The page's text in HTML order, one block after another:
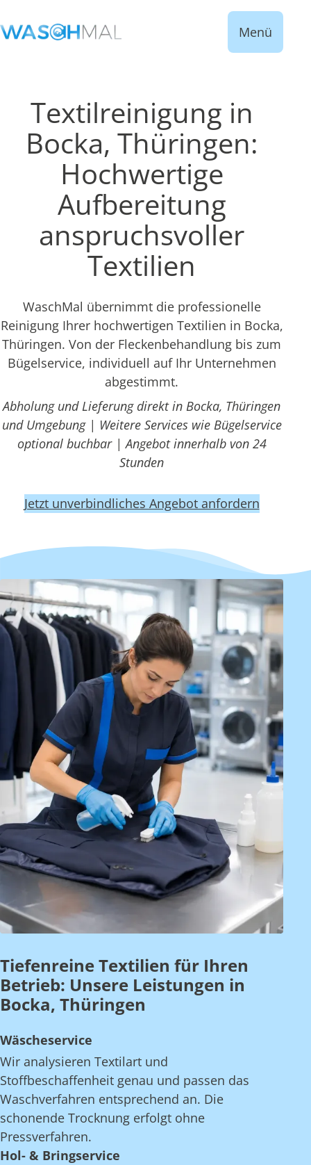
Menü
Textilreinigung in
Bocka, Thüringen:
Hochwertige
Aufbereitung
anspruchsvoller
Textilien
WaschMal übernimmt die professionelle
Reinigung Ihrer hochwertigen Textilien in Bocka,
Thüringen. Von der Fleckenbehandlung bis zum
Bügelservice, individuell auf Ihr Unternehmen
abgestimmt.
Abholung und Lieferung direkt in Bocka, Thüringen
und Umgebung | Weitere Services wie Bügelservice
optional buchbar | Angebot innerhalb von 24
Stunden
Jetzt unverbindliches Angebot anfordern
Tiefenreine Textilien für Ihren
Betrieb: Unsere Leistungen in
Bocka, Thüringen
Wäscheservice
Wir analysieren Textilart und
Stoffbeschaffenheit genau und passen das
Waschverfahren entsprechend an. Die
schonende Trocknung erfolgt ohne
Pressverfahren.
Hol- & Bringservice